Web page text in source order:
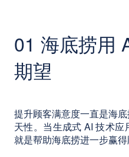
01 海底捞用
期望
提升顾客满意度一直是海
天性。当生成式 AI 技术
就是帮助海底捞进一步赢得